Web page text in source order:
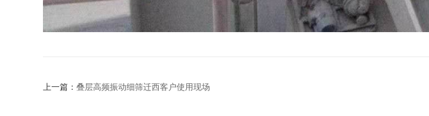
上一篇： 叠层高频振动细筛迁西客户使用现场